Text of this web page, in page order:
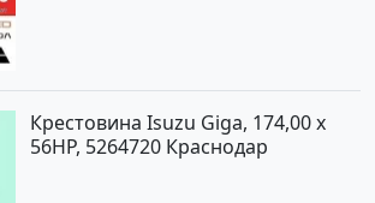
Крестовина Isuzu Giga, 174,00 x
56HP, 5264720 Краснодар